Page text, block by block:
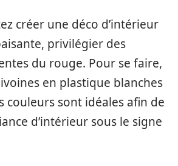
créer une déco d’intérieur
privilégier des
du rouge. Pour se faire,
en plastique blanches
couleurs sont idéales afin de
d’intérieur sous le signe